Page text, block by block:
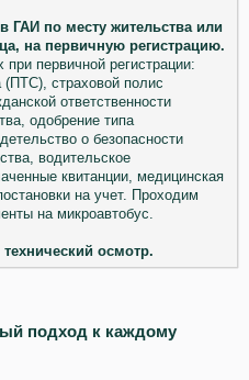
ГАИ по месту жительства или
на первичную регистрацию.
первичной регистрации:
(ПТС), страховой полис
ответственности
одобрение типа
о безопасности
водительское
квитанции, медицинская
на учет. Проходим
на микроавтобус.
осмотр.
подход к каждому